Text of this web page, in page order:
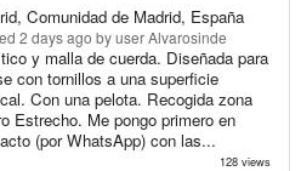
Comunidad de Madrid, España
2 days ago by user Alvarosinde
y malla de cuerda. Diseñada para
con tornillos a una superficie
Con una pelota. Recogida zona
Estrecho. Me pongo primero en
(por WhatsApp) con las...
128 views